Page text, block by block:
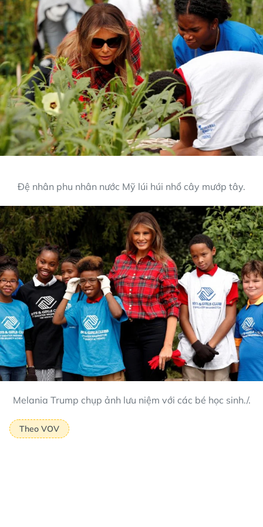
Đệ nhân phu nhân nước Mỹ lúi húi nhổ cây mướp tây.
Melania Trump chụp ảnh lưu niệm với các bé học sinh./.
Theo VOV